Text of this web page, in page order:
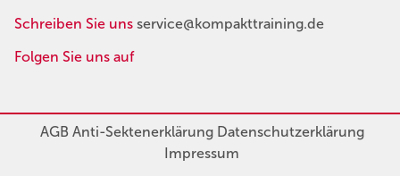
Schreiben Sie uns service@kompakttraining.de
Folgen Sie uns auf
AGBAnti-SektenerklärungDatenschutzerklärung
Impressum